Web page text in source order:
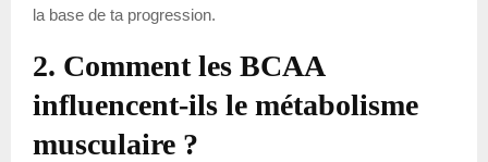
la base de ta progression.
2. Comment les BCAA
influencent-ils le métabolisme
musculaire ?